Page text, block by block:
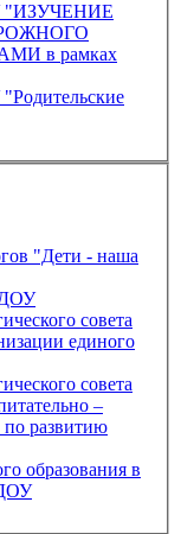
"ИЗУЧЕНИЕ
в рамках
"Дети - наша
ДОУ
совета
единого
совета
–
по развитию
образования в